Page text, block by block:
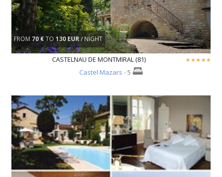
FROM 70 €TO 130 EUR/ NIGHT
CASTELNAU DE MONTMIRAL (81)
Castel Mazars - 5